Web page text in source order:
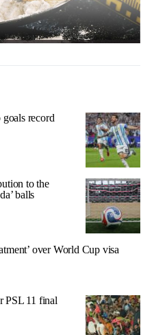
record
to the
balls
over World Cup visa
PSL 11 final